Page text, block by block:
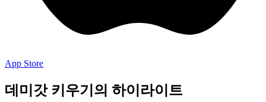
App Store
데미갓 키우기의 하이라이트